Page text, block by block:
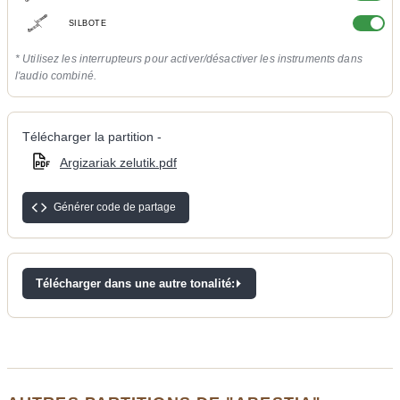
SILBOTE
* Utilisez les interrupteurs pour activer/désactiver les instruments dans
l'audio combiné.
Télécharger la partition -
Argizariak zelutik.pdf
Générer code de partage
Télécharger dans une autre tonalité: